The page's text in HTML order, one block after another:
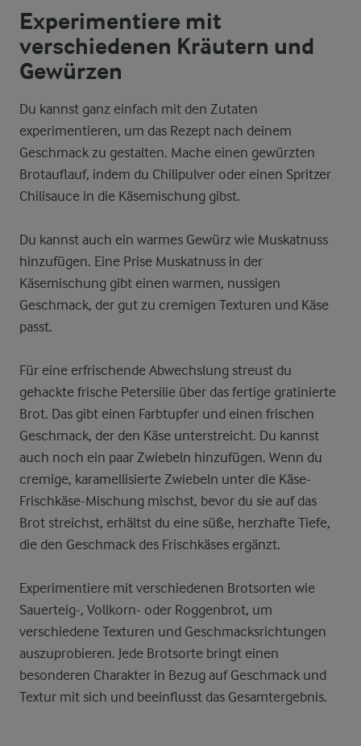
Experimentiere mit
verschiedenen Kräutern und
Gewürzen
Du kannst ganz einfach mit den Zutaten
experimentieren, um das Rezept nach deinem
Geschmack zu gestalten. Mache einen gewürzten
Brotauflauf, indem du Chilipulver oder einen Spritzer
Chilisauce in die Käsemischung gibst.
Du kannst auch ein warmes Gewürz wie Muskatnuss
hinzufügen. Eine Prise Muskatnuss in der
Käsemischung gibt einen warmen, nussigen
Geschmack, der gut zu cremigen Texturen und Käse
passt.
Für eine erfrischende Abwechslung streust du
gehackte frische Petersilie über das fertige gratinierte
Brot. Das gibt einen Farbtupfer und einen frischen
Geschmack, der den Käse unterstreicht. Du kannst
auch noch ein paar Zwiebeln hinzufügen. Wenn du
cremige, karamellisierte Zwiebeln unter die Käse-
Frischkäse-Mischung mischst, bevor du sie auf das
Brot streichst, erhältst du eine süße, herzhafte Tiefe,
die den Geschmack des Frischkäses ergänzt.
Experimentiere mit verschiedenen Brotsorten wie
Sauerteig-, Vollkorn- oder Roggenbrot, um
verschiedene Texturen und Geschmacksrichtungen
auszuprobieren. Jede Brotsorte bringt einen
besonderen Charakter in Bezug auf Geschmack und
Textur mit sich und beeinflusst das Gesamtergebnis.